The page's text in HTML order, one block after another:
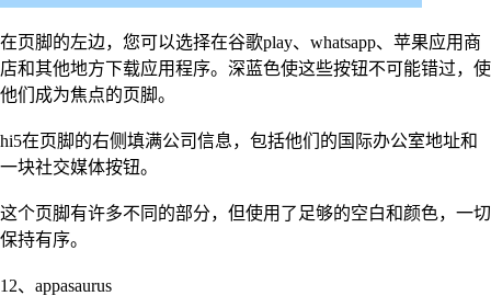
在页脚的左边，您可以选择在谷歌play、whatsapp、苹果应用商
店和其他地方下载应用程序。深蓝色使这些按钮不可能错过，使
他们成为焦点的页脚。
hi5在页脚的右侧填满公司信息，包括他们的国际办公室地址和
一块社交媒体按钮。
这个页脚有许多不同的部分，但使用了足够的空白和颜色，一切
保持有序。
12、appasaurus